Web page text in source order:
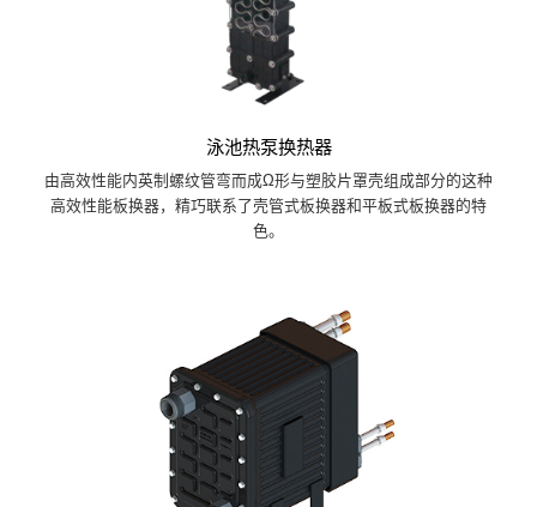
泳池热泵换热器
由高效性能内英制螺纹管弯而成Ω形与塑胶片罩壳组成部分的这种
高效性能板换器，精巧联系了壳管式板换器和平板式板换器的特
色。